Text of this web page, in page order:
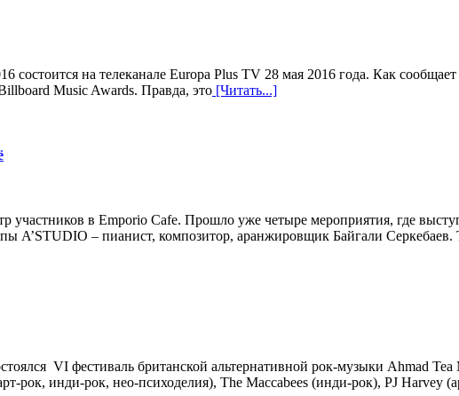
на телеканале Europa Plus TV 28 мая 2016 года. Как
Music Awards. Правда, это [Читать...]
участников в Emporio Сafe. Прошло уже четыре мероприятия, где
A’STUDIO – пианист, композитор, аранжировщик Байгали
VI фестиваль британской альтернативной рок-музыки Ahmad
рок, инди-рок, нео-психоделия), The Maccabees (инди-рок), PJ Harvey